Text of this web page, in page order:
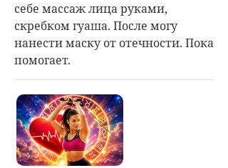
себе массаж лица руками,
скребком гуаша. После могу
нанести маску от отечности. Пока
помогает.